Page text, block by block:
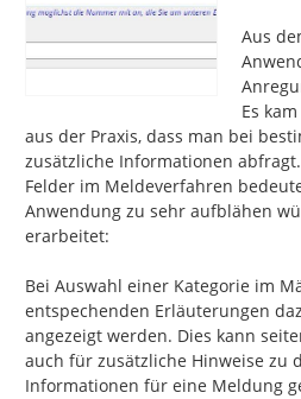
Aus
Es
aus der Praxis, dass man bei
zusätzliche Informationen
Felder im Meldeverfahren
Anwendung zu sehr aufblähen
erarbeitet:
Bei Auswahl einer Kategorie im
entspechenden Erläuterungen
angezeigt werden. Dies kann
auch für zusätzliche Hinweise zu
Informationen für eine Meldung